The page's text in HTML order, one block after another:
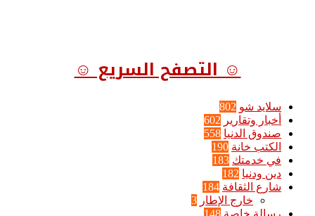
☺ التصفح السريع ☺
سلايد شو 802
أخبار وتقارير 602
صندوق الدنيا 558
الكتب خانة 190
في خدمتك 183
دين ودنيا 182
شارع الثقافة 184
خارج الإطار 3
رسالة خاصة 148